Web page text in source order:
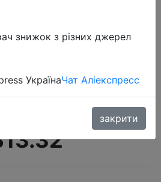
микрофоны USB
ноутбука,
потоковой записи,
видео, микрофо…
знижок з різних джерел
УкраїнаЧат Аліекспресс
закрити